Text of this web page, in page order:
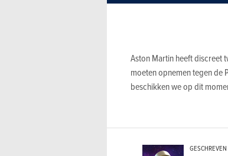
Aston Martin heeft discreet
moeten opnemen tegen de
beschikken we op dit